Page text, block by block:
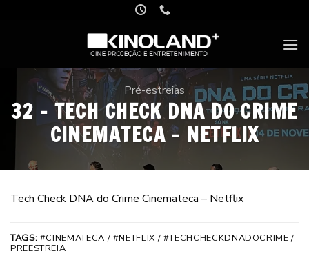
Pré-estreias
32 – TECH CHECK DNA DO CRIME
CINEMATECA – NETFLIX
Tech Check DNA do Crime Cinemateca – Netflix
TAGS: #CINEMATECA / #NETFLIX / #TECHCHECKDNADOCRIME /
PREESTREIA